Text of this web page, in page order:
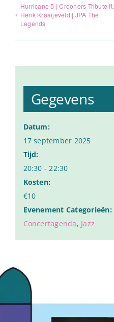
Hurricane 5 | Crooners Tribute ft.
Henk Kraaijeveld | JPA The
Legends
Gegevens
Datum:
17 september 2025
Tijd:
20:30 - 22:30
Kosten:
€10
Evenement Categorieën:
Concertagenda, Jazz